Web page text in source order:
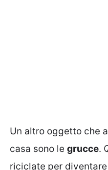
Un altro oggetto che
casa sono le grucce.
riciclate per